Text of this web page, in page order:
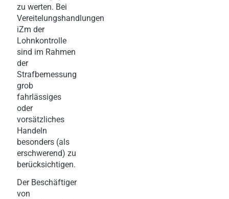
zu werten. Bei
Vereitelungshandlungen
iZm der
Lohnkontrolle
sind im Rahmen
der
Strafbemessung
grob
fahrlässiges
oder
vorsätzliches
Handeln
besonders (als
erschwerend) zu
berücksichtigen.
Der Beschäftiger
von